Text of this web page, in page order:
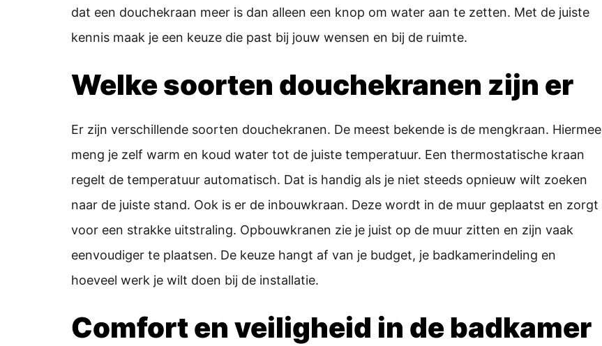
dat een douchekraan meer is dan alleen een knop om water aan te zetten. Met de juiste
kennis maak je een keuze die past bij jouw wensen en bij de ruimte.
Welke soorten douchekranen zijn er
Er zijn verschillende soorten douchekranen. De meest bekende is de mengkraan. Hiermee
meng je zelf warm en koud water tot de juiste temperatuur. Een thermostatische kraan
regelt de temperatuur automatisch. Dat is handig als je niet steeds opnieuw wilt zoeken
naar de juiste stand. Ook is er de inbouwkraan. Deze wordt in de muur geplaatst en zorgt
voor een strakke uitstraling. Opbouwkranen zie je juist op de muur zitten en zijn vaak
eenvoudiger te plaatsen. De keuze hangt af van je budget, je badkamerindeling en
hoeveel werk je wilt doen bij de installatie.
Comfort en veiligheid in de badkamer